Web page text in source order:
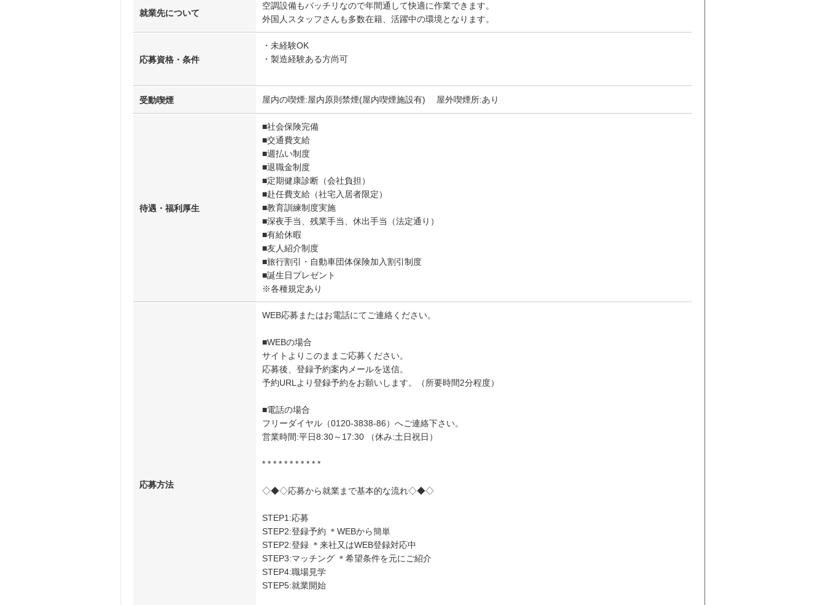
就業先について
空調設備もバッチリなので年間通して快適に作業できます。
外国人スタッフさんも多数在籍、活躍中の環境となります。
応募資格・条件
・未経験OK
・製造経験ある方尚可
受動喫煙 屋内の喫煙:屋内原則禁煙(屋内喫煙施設有) 屋外喫煙所:あり
待遇・福利厚生
■社会保険完備
■交通費支給
■週払い制度
■退職金制度
■定期健康診断（会社負担）
■赴任費支給（社宅入居者限定）
■教育訓練制度実施
■深夜手当、残業手当、休出手当（法定通り）
■有給休暇
■友人紹介制度
■旅行割引・自動車団体保険加入割引制度
■誕生日プレゼント
※各種規定あり
応募方法
WEB応募またはお電話にてご連絡ください。
■WEBの場合
サイトよりこのままご応募ください。
応募後、登録予約案内メールを送信。
予約URLより登録予約をお願いします。（所要時間2分程度）
■電話の場合
フリーダイヤル（0120-3838-86）へご連絡下さい。
営業時間:平日8:30～17:30 （休み:土日祝日）
* * * * * * * * * * *
◇◆◇応募から就業まで基本的な流れ◇◆◇
STEP1:応募
STEP2:登録予約 ＊WEBから簡単
STEP2:登録 ＊来社又はWEB登録対応中
STEP3:マッチング ＊希望条件を元にご紹介
STEP4:職場見学
STEP5:就業開始